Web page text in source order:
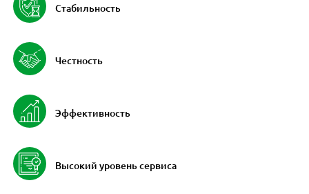
Стабильность
Честность
Эффективность
Высокий уровень сервиса